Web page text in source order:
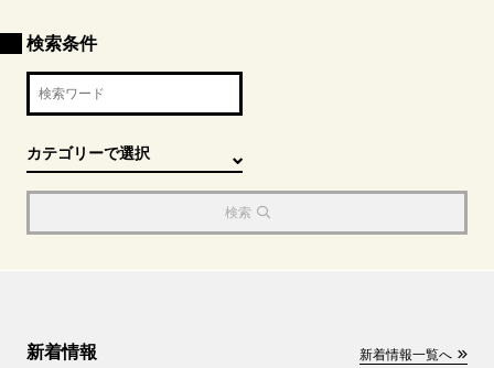
検索条件
検索
新着情報 新着情報一覧へ